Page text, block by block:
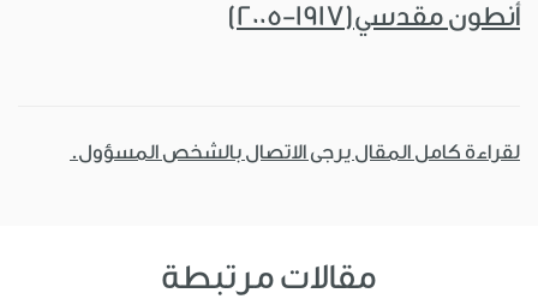
أنطون مقدسي(1917-2005)
لقراءة كامل المقال يرجى الاتصال بالشخص المسؤول.
مقالات مرتبطة